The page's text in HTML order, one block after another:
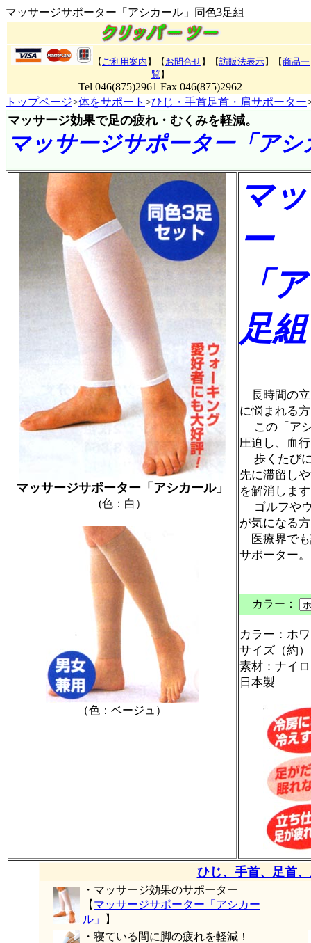
マッサージサポーター「アシカール」同色3足組
【 ご利用案内 】【 お問合せ】【訪販法表示】【商品一
覧 】
Tel 046(875)2961 Fax 046(875)2962
トップページ>体をサポート >ひじ・手首足首・肩サポーター
マッサージ効果で足の疲れ・むくみを軽減。
マッサージサポーター「ア
マッサージサポーター「アシカール」
(色：白）
（色：ベージュ）
マ
ー
「
足組
長時間の立
に悩まれる
この「アシ
圧迫し、血
歩くたびに
先に滞留し
を解消しま
ゴルフやウ
が気になる
医療界でも
サポーター。
カラー：
カラー：ホ
サイズ（約
素材：ナイ
日本製
ひじ、手首、足首
・マッサージ効果のサポーター
【 マッサージサポーター「アシカー
ル」
】
・寝ている間に脚の疲れを軽減！